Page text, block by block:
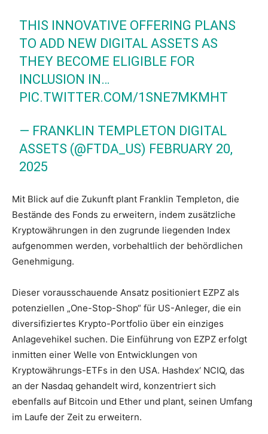
THIS INNOVATIVE OFFERING PLANS
TO ADD NEW DIGITAL ASSETS AS
THEY BECOME ELIGIBLE FOR
INCLUSION IN…
PIC.TWITTER.COM/1SNE7MKMHT
— FRANKLIN TEMPLETON DIGITAL
ASSETS (@FTDA_US) FEBRUARY 20,
2025
Mit Blick auf die Zukunft plant Franklin Templeton, die
Bestände des Fonds zu erweitern, indem zusätzliche
Kryptowährungen in den zugrunde liegenden Index
aufgenommen werden, vorbehaltlich der behördlichen
Genehmigung.
Dieser vorausschauende Ansatz positioniert EZPZ als
potenziellen „One-Stop-Shop“ für US-Anleger, die ein
diversifiziertes Krypto-Portfolio über ein einziges
Anlagevehikel suchen. Die Einführung von EZPZ erfolgt
inmitten einer Welle von Entwicklungen von
Kryptowährungs-ETFs in den USA. Hashdex‘ NCIQ, das
an der Nasdaq gehandelt wird, konzentriert sich
ebenfalls auf Bitcoin und Ether und plant, seinen Umfang
im Laufe der Zeit zu erweitern.